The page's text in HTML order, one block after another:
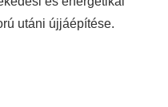
utáni újjáépítése.